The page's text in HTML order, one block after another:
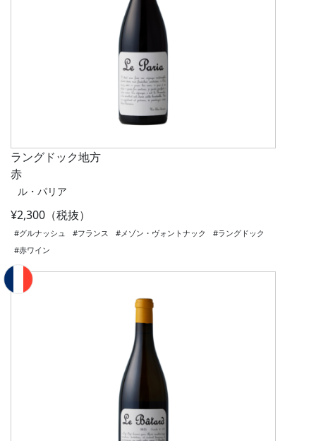
ラングドック地方
赤
ル・パリア
¥2,300（税抜）
#グルナッシュ #フランス #メゾン・ヴォントナック
#ラングドック
#赤ワイン